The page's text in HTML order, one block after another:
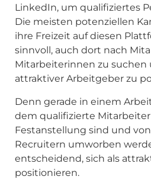
LinkedIn, um qualifiziertes
Die meisten potenziellen
ihre Freizeit auf diesen
sinnvoll, auch dort nach
Mitarbeiterinnen zu suchen
attraktiver Arbeitgeber zu
Denn gerade in einem
dem qualifizierte
Festanstellung sind und
Recruitern umworben
entscheidend, sich als
positionieren.